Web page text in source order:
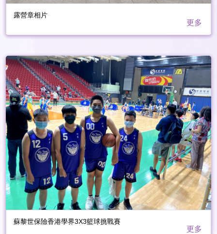
露營章相片
更多
蘇黎世保險香港學界3X3籃球挑戰賽
更多